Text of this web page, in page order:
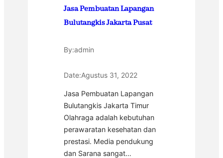
Jasa Pembuatan Lapangan
Bulutangkis Jakarta Pusat
By:admin
Date:Agustus 31, 2022
Jasa Pembuatan Lapangan
Bulutangkis Jakarta Timur
Olahraga adalah kebutuhan
perawaratan kesehatan dan
prestasi. Media pendukung
dan Sarana sangat…